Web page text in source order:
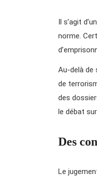
Il s’agit
norme.
Au-delà de
de
des
le débat
Des
Le